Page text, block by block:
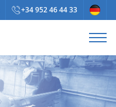
+34 952 46 44 33